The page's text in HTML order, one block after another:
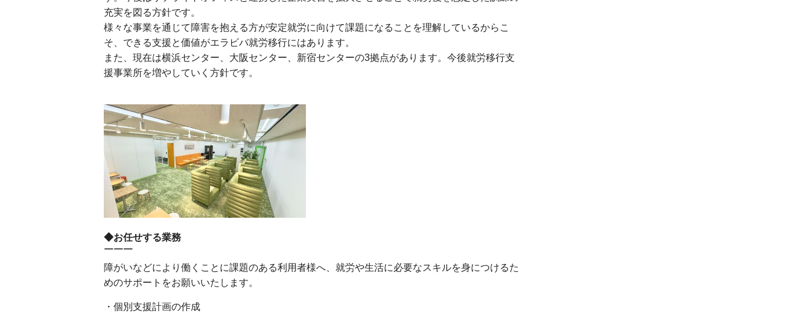
充実を図る方針です。
様々な事業を通じて障害を抱える方が安定就労に向けて課題になることを理解しているからこ
そ、できる支援と価値がエラビバ就労移行にはあります。
また、現在は横浜センター、大阪センター、新宿センターの3拠点があります。今後就労移行支
援事業所を増やしていく方針です。
◆お任せする業務
￣￣￣
障がいなどにより働くことに課題のある利用者様へ、就労や生活に必要なスキルを身につけるた
めのサポートをお願いいたします。
・個別支援計画の作成